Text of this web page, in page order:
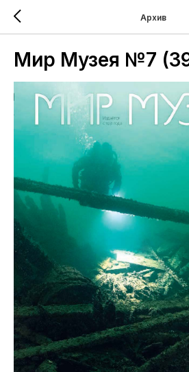
Архив
Мир Музея №7